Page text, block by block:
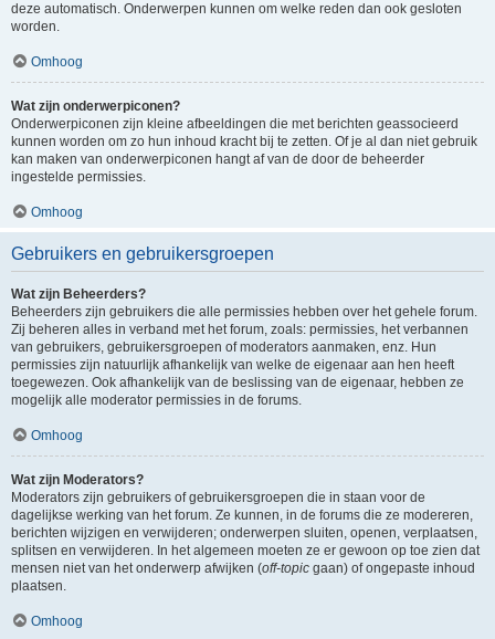
deze automatisch. Onderwerpen kunnen om welke reden dan ook gesloten
worden.
Omhoog
Wat zijn onderwerpiconen?
Onderwerpiconen zijn kleine afbeeldingen die met berichten geassocieerd
kunnen worden om zo hun inhoud kracht bij te zetten. Of je al dan niet gebruik
kan maken van onderwerpiconen hangt af van de door de beheerder
ingestelde permissies.
Omhoog
Gebruikers en gebruikersgroepen
Wat zijn Beheerders?
Beheerders zijn gebruikers die alle permissies hebben over het gehele forum.
Zij beheren alles in verband met het forum, zoals: permissies, het verbannen
van gebruikers, gebruikersgroepen of moderators aanmaken, enz. Hun
permissies zijn natuurlijk afhankelijk van welke de eigenaar aan hen heeft
toegewezen. Ook afhankelijk van de beslissing van de eigenaar, hebben ze
mogelijk alle moderator permissies in de forums.
Omhoog
Wat zijn Moderators?
Moderators zijn gebruikers of gebruikersgroepen die in staan voor de
dagelijkse werking van het forum. Ze kunnen, in de forums die ze modereren,
berichten wijzigen en verwijderen; onderwerpen sluiten, openen, verplaatsen,
splitsen en verwijderen. In het algemeen moeten ze er gewoon op toe zien dat
mensen niet van het onderwerp afwijken (off-topic gaan) of ongepaste inhoud
plaatsen.
Omhoog